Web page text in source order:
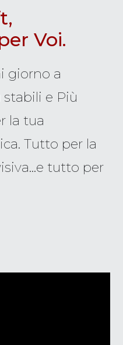
Voi.
giorno a
e Più
la tua
Tutto per la
tutto per